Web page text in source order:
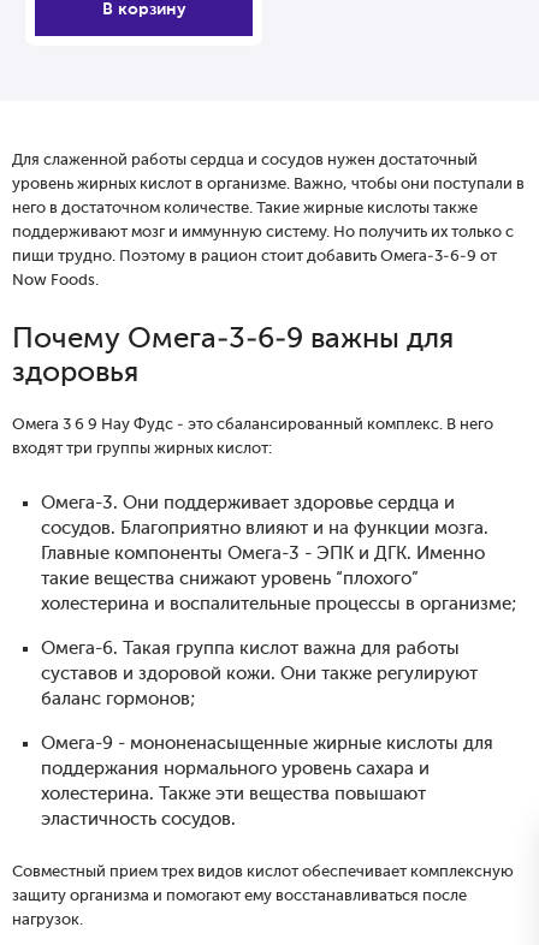
В корзину
Для слаженной работы сердца и сосудов нужен достаточный
уровень жирных кислот в организме. Важно, чтобы они поступали в
него в достаточном количестве. Такие жирные кислоты также
поддерживают мозг и иммунную систему. Но получить их только с
пищи трудно. Поэтому в рацион стоит добавить Омега-3-6-9 от
Now Foods.
Почему Омега-3-6-9 важны для
здоровья
Омега 3 6 9 Нау Фудс - это сбалансированный комплекс. В него
входят три группы жирных кислот:
Омега-3. Они поддерживает здоровье сердца и
сосудов. Благоприятно влияют и на функции мозга.
Главные компоненты Омега-3 - ЭПК и ДГК. Именно
такие вещества снижают уровень “плохого”
холестерина и воспалительные процессы в организме;
Омега-6. Такая группа кислот важна для работы
суставов и здоровой кожи. Они также регулируют
баланс гормонов;
Омега-9 - мононенасыщенные жирные кислоты для
поддержания нормального уровень сахара и
холестерина. Также эти вещества повышают
эластичность сосудов.
Совместный прием трех видов кислот обеспечивает комплексную
защиту организма и помогают ему восстанавливаться после
нагрузок.